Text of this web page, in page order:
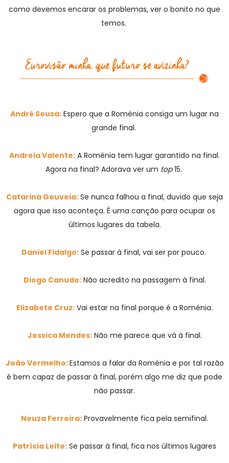
como devemos encarar os problemas, ver o bonito no que
temos.
André Sousa: Espero que a Roménia consiga um lugar na
grande final.
Andreia Valente: A Roménia tem lugar garantido na final.
Agora na final? Adorava ver um top15.
Catarina Gouveia: Se nunca falhou a final, duvido que seja
agora que isso aconteça. É uma canção para ocupar os
últimos lugares da tabela.
Daniel Fidalgo:Se passar à final, vai ser por pouco.
Diogo Canudo:Não acredito na passagem à final.
Elizabete Cruz: Vai estar na final porque é a Roménia.
Jessica Mendes:Não me parece que vá à final.
João Vermelho:Estamos a falar da Roménia e por tal razão
é bem capaz de passar à final, porém algo me diz que pode
não passar.
Neuza Ferreira: Provavelmente fica pela semifinal.
Patrícia Leite: Se passar à final, fica nos últimos lugares